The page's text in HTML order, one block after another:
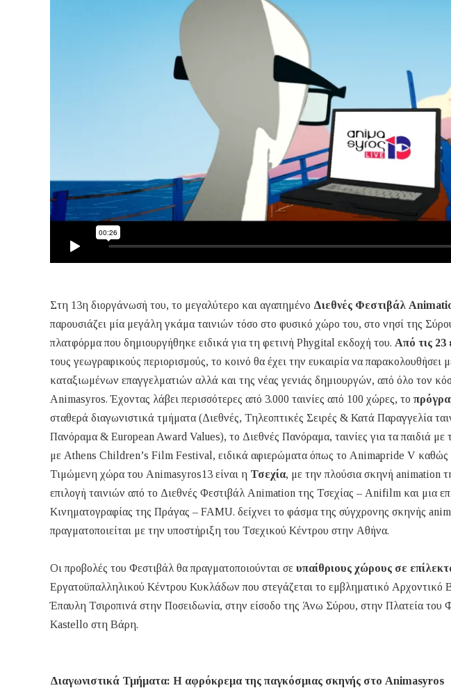
Στη 13η διοργάνωσή του, το μεγαλύτερο και αγαπημένο Διεθνές Φεστιβάλ
παρουσιάζει μία μεγάλη γκάμα ταινιών τόσο στο φυσικό χώρο του, στο νησί της
πλατφόρμα που δημιουργήθηκε ειδικά για τη φετινή Phygital εκδοχή του. Από τις 23
τους γεωγραφικούς περιορισμούς, το κοινό θα έχει την ευκαιρία να παρακολουθήσει
καταξιωμένων επαγγελματιών αλλά και της νέας γενιάς δημιουργών, από όλο τον
Animasyros. Έχοντας λάβει περισσότερες από 3.000 ταινίες από 100 χώρες, το
σταθερά διαγωνιστικά τμήματα (Διεθνές, Τηλεοπτικές Σειρές & Κατά Παραγγελία
Πανόραμα & European Award Values), το Διεθνές Πανόραμα, ταινίες για τα παιδιά
με Athens Children’s Film Festival, ειδικά αφιερώματα όπως το Animapride V καθώς
Τιμώμενη χώρα του Animasyros13 είναι η Τσεχία, με την πλούσια σκηνή animation
επιλογή ταινιών από το Διεθνές Φεστιβάλ Animation της Τσεχίας – Anifilm και μια
Κινηματογραφίας της Πράγας – FAMU. δείχνει το φάσμα της σύγχρονης σκηνής
πραγματοποιείται με την υποστήριξη του Τσεχικού Κέντρου στην Αθήνα.
Οι προβολές του Φεστιβάλ θα πραγματοποιούνται σε υπαίθριους χώρους σε
Εργατοϋπαλληλικού Κέντρου Κυκλάδων που στεγάζεται το εμβληματικό Αρχοντικό
Έπαυλη Τσιροπινά στην Ποσειδωνία, στην είσοδο της Άνω Σύρου, στην Πλατεία του
Kastello στη Βάρη.
Διαγωνιστικά Τμήματα: Η αφρόκρεμα της παγκόσμιας σκηνής στο Animasyros